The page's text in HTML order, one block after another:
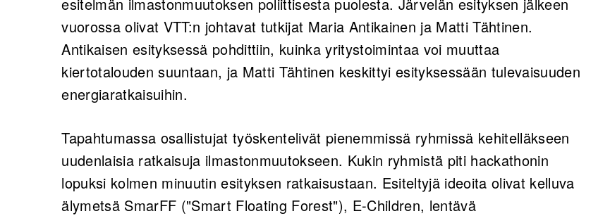
vuorossa olivat VTT:n johtavat tutkijat Maria Antikainen ja Matti Tähtinen.
Antikaisen esityksessä pohdittiin, kuinka yritystoimintaa voi muuttaa
kiertotalouden suuntaan, ja Matti Tähtinen keskittyi esityksessään tulevaisuuden
energiaratkaisuihin.
Tapahtumassa osallistujat työskentelivät pienemmissä ryhmissä kehitelläkseen
uudenlaisia ratkaisuja ilmastonmuutokseen. Kukin ryhmistä piti hackathonin
lopuksi kolmen minuutin esityksen ratkaisustaan. Esiteltyjä ideoita olivat kelluva
älymetsä SmarFF ("Smart Floating Forest"), E-Children, lentävä